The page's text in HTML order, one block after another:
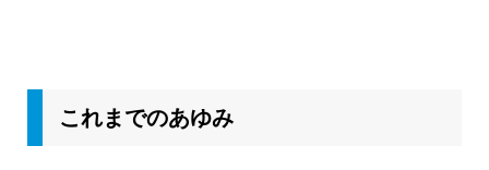
これまでのあゆみ